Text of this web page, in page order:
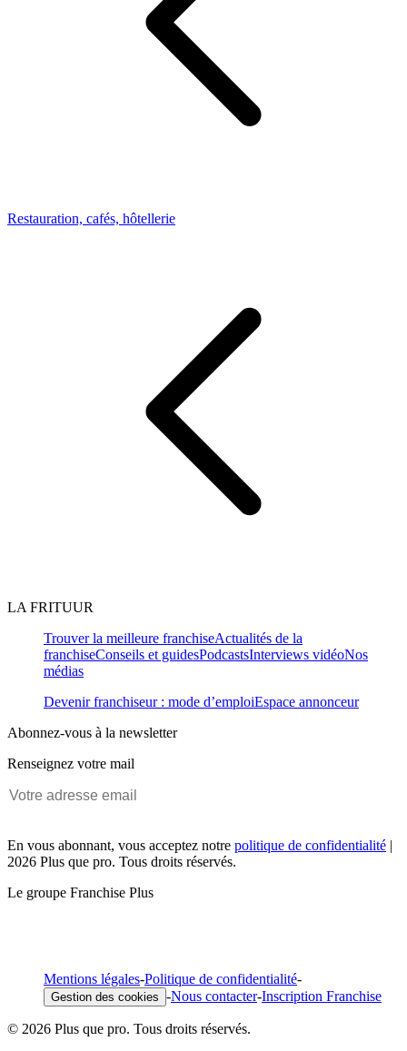
Restauration, cafés, hôtellerie
LA FRITUUR
Trouver la meilleure franchiseActualités de la
franchiseConseils et guidesPodcastsInterviews vidéoNos
médias
Devenir franchiseur : mode d’emploiEspace annonceur
Abonnez-vous à la newsletter
Renseignez votre mail
En vous abonnant, vous acceptez notre politique de confidentialité |
2026 Plus que pro. Tous droits réservés.
Le groupe Franchise Plus
Mentions légales-Politique de confidentialité-
Gestion des cookies -Nous contacter-Inscription Franchise
© 2026 Plus que pro. Tous droits réservés.